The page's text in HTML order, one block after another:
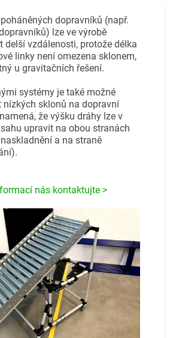
dopravníků (např.
lze ve výrobě
delší vzdálenosti, protože délka
linky není omezena sklonem,
u gravitačních řešení.
systémy je také možné
nízkých sklonů na dopravní
že výšku dráhy lze v
upravit na obou stranách
a na straně
nás kontaktujte >